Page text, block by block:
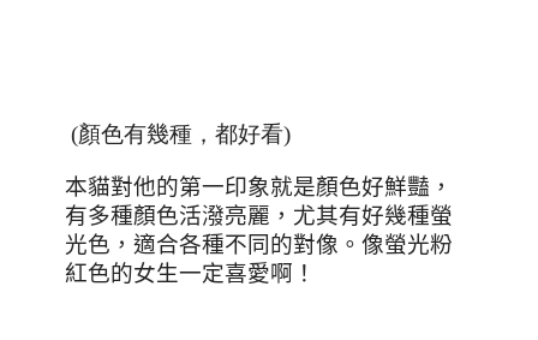
(顏色有幾種，都好看)
本貓對他的第一印象就是顏色好鮮豔，
有多種顏色活潑亮麗，尤其有好幾種螢
光色，適合各種不同的對像。像螢光粉
紅色的女生一定喜愛啊！